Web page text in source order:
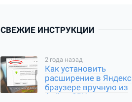
СВЕЖИЕ ИНСТРУКЦИИ
2 года назад
Как установить
расширение в Яндекс
браузере вручную из
файла CRX или